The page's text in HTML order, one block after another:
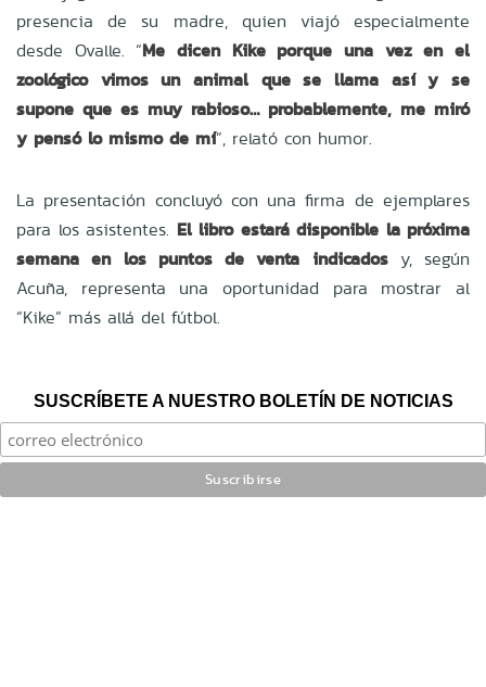
presencia de su madre, quien viajó especialmente
desde Ovalle. “Me dicen Kike porque una vez en el
zoológico vimos un animal que se llama así y se
supone que es muy rabioso… probablemente, me miró
y pensó lo mismo de mí”, relató con humor.
La presentación concluyó con una firma de ejemplares
para los asistentes. El libro estará disponible la próxima
semana en los puntos de venta indicados y, según
Acuña, representa una oportunidad para mostrar al
“Kike” más allá del fútbol.
SUSCRÍBETE A NUESTRO BOLETÍN DE NOTICIAS